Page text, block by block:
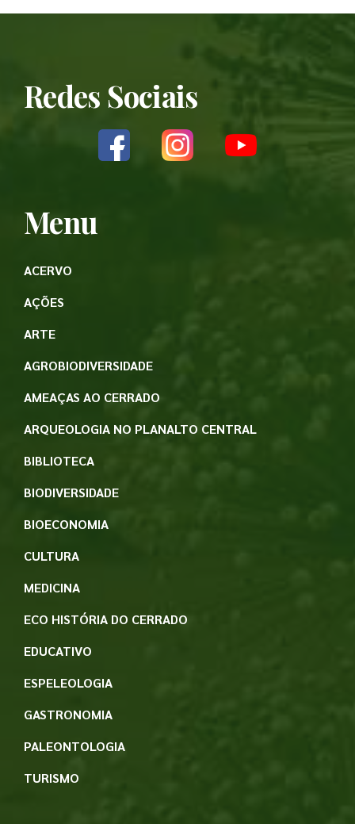
Redes Sociais
Menu
ACERVO
AÇÕES
ARTE
AGROBIODIVERSIDADE
AMEAÇAS AO CERRADO
ARQUEOLOGIA NO PLANALTO CENTRAL
BIBLIOTECA
BIODIVERSIDADE
BIOECONOMIA
CULTURA
MEDICINA
ECO HISTÓRIA DO CERRADO
EDUCATIVO
ESPELEOLOGIA
GASTRONOMIA
PALEONTOLOGIA
TURISMO